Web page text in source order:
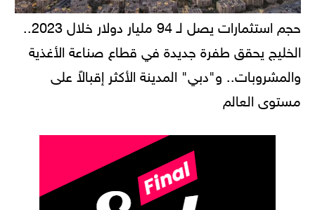
الخليج يحقق طفرة جديدة في قطاع صناعة الأغذية
والمشروبات.. و"دبي" المدينة الأكثر إقبالاً على
مستوى العالم